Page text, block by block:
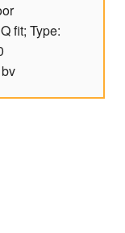
fit; Type: